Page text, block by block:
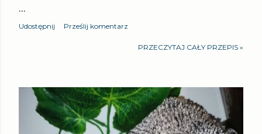
…
Udostępnij Prześlij komentarz
PRZECZYTAJ CAŁY PRZEPIS »